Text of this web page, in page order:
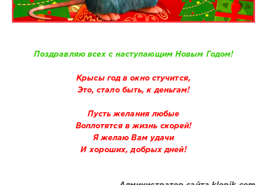
Поздравляю всех с наступающим Новым Годом!
Крысы год в окно стучится,
Это, стало быть, к деньгам!
Пусть желания любые
Воплотятся в жизнь скорей!
Я желаю Вам удачи
И хороших, добрых дней!